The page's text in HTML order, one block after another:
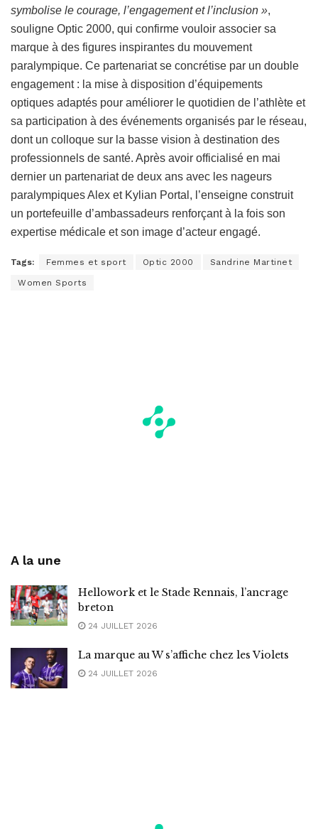
symbolise le courage, l’engagement et l’inclusion »,
souligne Optic 2000, qui confirme vouloir associer sa
marque à des figures inspirantes du mouvement
paralympique. Ce partenariat se concrétise par un double
engagement : la mise à disposition d’équipements
optiques adaptés pour améliorer le quotidien de l’athlète et
sa participation à des événements organisés par le réseau,
dont un colloque sur la basse vision à destination des
professionnels de santé. Après avoir officialisé en mai
dernier un partenariat de deux ans avec les nageurs
paralympiques Alex et Kylian Portal, l’enseigne construit
un portefeuille d’ambassadeurs renforçant à la fois son
expertise médicale et son image d’acteur engagé.
Tags: Femmes et sport Optic 2000 Sandrine Martinet
Women Sports
A la une
Hellowork et le Stade Rennais, l’ancrage
breton
24 JUILLET 2026
La marque au W s’affiche chez les Violets
24 JUILLET 2026